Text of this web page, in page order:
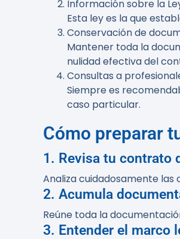
Información sobre la
Esta ley es la que
Conservación de
Mantener toda la
nulidad efectiva del
Consultas a
Siempre es
caso particular.
Cómo preparar
1. Revisa tu contrato
Analiza cuidadosamente las
2. Acumula
Reúne toda la
3. Entender el marco